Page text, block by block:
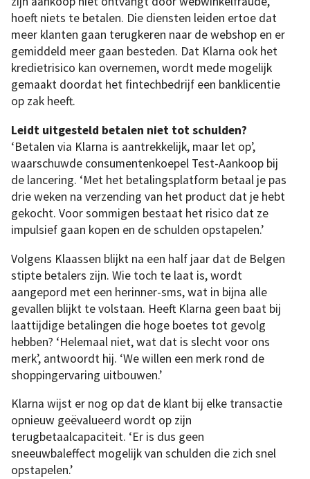
hoeft niets te betalen. Die diensten leiden ertoe dat
meer klanten gaan terugkeren naar de webshop en er
gemiddeld meer gaan besteden. Dat Klarna ook het
kredietrisico kan overnemen, wordt mede mogelijk
gemaakt doordat het fintechbedrijf een banklicentie
op zak heeft.
Leidt uitgesteld betalen niet tot schulden?
‘Betalen via Klarna is aantrekkelijk, maar let op’,
waarschuwde consumentenkoepel Test-Aankoop bij
de lancering. ‘Met het betalingsplatform betaal je pas
drie weken na verzending van het product dat je hebt
gekocht. Voor sommigen bestaat het risico dat ze
impulsief gaan kopen en de schulden opstapelen.’
Volgens Klaassen blijkt na een half jaar dat de Belgen
stipte betalers zijn. Wie toch te laat is, wordt
aangepord met een herinner-sms, wat in bijna alle
gevallen blijkt te volstaan. Heeft Klarna geen baat bij
laattijdige betalingen die hoge boetes tot gevolg
hebben? ‘Helemaal niet, wat dat is slecht voor ons
merk’, antwoordt hij. ‘We willen een merk rond de
shoppingervaring uitbouwen.’
Klarna wijst er nog op dat de klant bij elke transactie
opnieuw geëvalueerd wordt op zijn
terugbetaalcapaciteit. ‘Er is dus geen
sneeuwbaleffect mogelijk van schulden die zich snel
opstapelen.’